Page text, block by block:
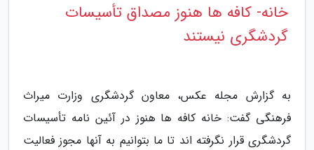
خانه- کافه ها هنوز مصداق تأسیسات
گردشگری نیستند
به گزارش مجله عکس، معاون گردشگری وزارت میراث
فرهنگی گفت: خانه کافه ها هنوز در آئین نامه تأسیسات
گردشگری قرار نگرفته اند تا ما بتوانیم به آنها مجوز فعالیت